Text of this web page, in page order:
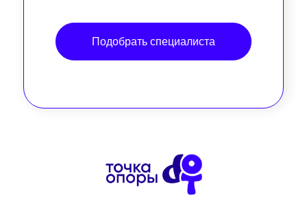
Подобрать специалиста